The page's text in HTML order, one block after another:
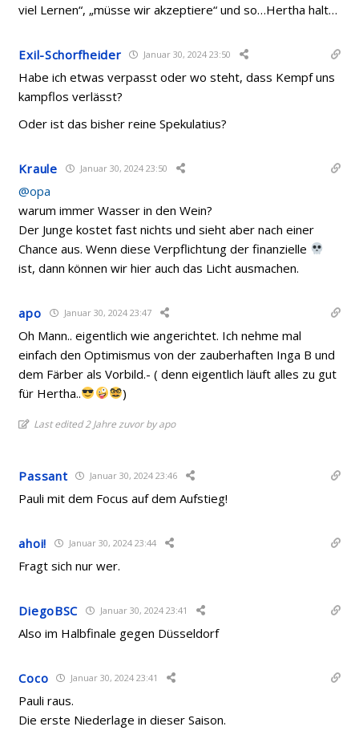
viel Lernen“, „müsse wir akzeptiere“ und so…Hertha halt…
Exil-Schorfheider Januar 30, 2024 23:50
Habe ich etwas verpasst oder wo steht, dass Kempf uns
kampflos verlässt?
Oder ist das bisher reine Spekulatius?
Kraule Januar 30, 2024 23:50
@opa
warum immer Wasser in den Wein?
Der Junge kostet fast nichts und sieht aber nach einer
Chance aus. Wenn diese Verpflichtung der finanzielle
ist, dann können wir hier auch das Licht ausmachen.
apo Januar 30, 2024 23:47
Oh Mann.. eigentlich wie angerichtet. Ich nehme mal
einfach den Optimismus von der zauberhaften Inga B und
dem Färber als Vorbild.- ( denn eigentlich läuft alles zu gut
für Hertha..
)
Last edited 2 Jahre zuvor by apo
Passant Januar 30, 2024 23:46
Pauli mit dem Focus auf dem Aufstieg!
ahoi! Januar 30, 2024 23:44
Fragt sich nur wer.
DiegoBSC Januar 30, 2024 23:41
Also im Halbfinale gegen Düsseldorf
Coco Januar 30, 2024 23:41
Pauli raus.
Die erste Niederlage in dieser Saison.